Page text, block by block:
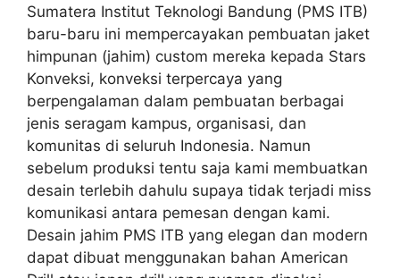
Sumatera Institut Teknologi Bandung (PMS ITB)
baru-baru ini mempercayakan pembuatan jaket
himpunan (jahim) custom mereka kepada Stars
Konveksi, konveksi terpercaya yang
berpengalaman dalam pembuatan berbagai
jenis seragam kampus, organisasi, dan
komunitas di seluruh Indonesia. Namun
sebelum produksi tentu saja kami membuatkan
desain terlebih dahulu supaya tidak terjadi miss
komunikasi antara pemesan dengan kami.
Desain jahim PMS ITB yang elegan dan modern
dapat dibuat menggunakan bahan American